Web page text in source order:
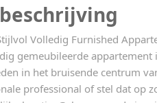
Volledig Furnished
gemeubileerde appartement
in het bruisende centrum
professional of stel dat op